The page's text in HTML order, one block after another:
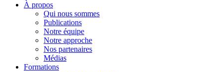
À propos
Qui nous sommes
Publications
Notre équipe
Notre approche
Nos partenaires
Médias
Formations